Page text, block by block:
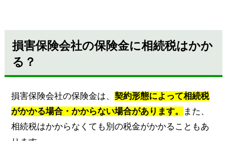
損害保険会社の保険金に相続税はかか
る？
損害保険会社の保険金は、 契約形態によって相続税
がかかる場合・かからない場合があります。
また、
相続税はかからなくても別の税金がかかることもあ